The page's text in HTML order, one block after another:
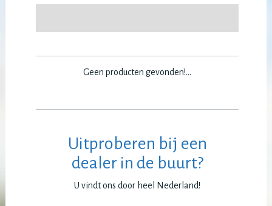
Geen producten gevonden!...
Uitproberen bij een
dealer in de buurt?
U vindt ons door heel Nederland!